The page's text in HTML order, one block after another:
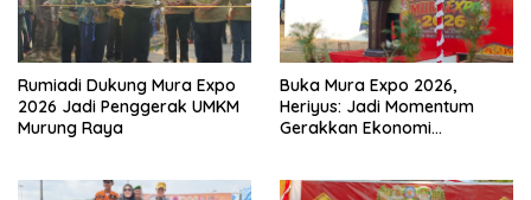
Rumiadi Dukung Mura Expo
2026 Jadi Penggerak UMKM
Murung Raya
Buka Mura Expo 2026,
Heriyus: Jadi Momentum
Gerakkan Ekonomi